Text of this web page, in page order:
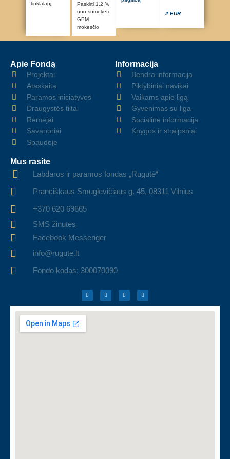
tinklalapį
Paskirti 1.2 %
nuo sumokėto
GPM
mokesčio
2 EUR
Apie Fondą
Projektai
Ataskaita
Paramos iniciatyvos
Draugystės tiltai
Rėmėjai
Savanoriai
Spaudoje
Informacija
Bendra informacija
Piktybiniai navikai
Vaikams apie ligą
Gyvenimas su liga
Socialinė informacija
Knygos ir straipsniai
Mus rasite
Labdaros ir paramos fondas „Rugutė“
Pranciškaus Smuglevičiaus g. 45, 08311 Vilnius
+370 620 69665
SMS žinutės
Facebook Messenger
info@rugute.lt
Fondo kodas: 300070090